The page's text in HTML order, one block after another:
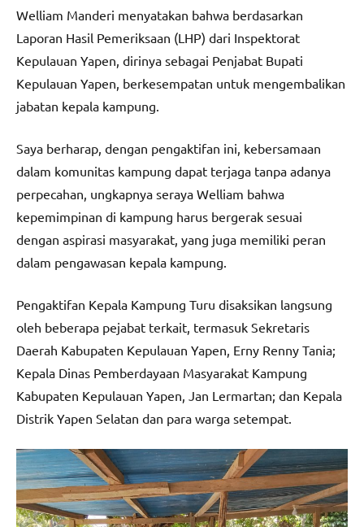
Welliam Manderi menyatakan bahwa berdasarkan
Laporan Hasil Pemeriksaan (LHP) dari Inspektorat
Kepulauan Yapen, dirinya sebagai Penjabat Bupati
Kepulauan Yapen, berkesempatan untuk mengembalikan
jabatan kepala kampung.
Saya berharap, dengan pengaktifan ini, kebersamaan
dalam komunitas kampung dapat terjaga tanpa adanya
perpecahan, ungkapnya seraya Welliam bahwa
kepemimpinan di kampung harus bergerak sesuai
dengan aspirasi masyarakat, yang juga memiliki peran
dalam pengawasan kepala kampung.
Pengaktifan Kepala Kampung Turu disaksikan langsung
oleh beberapa pejabat terkait, termasuk Sekretaris
Daerah Kabupaten Kepulauan Yapen, Erny Renny Tania;
Kepala Dinas Pemberdayaan Masyarakat Kampung
Kabupaten Kepulauan Yapen, Jan Lermartan; dan Kepala
Distrik Yapen Selatan dan para warga setempat.